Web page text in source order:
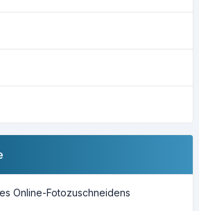
Online-Fotozuschneidens